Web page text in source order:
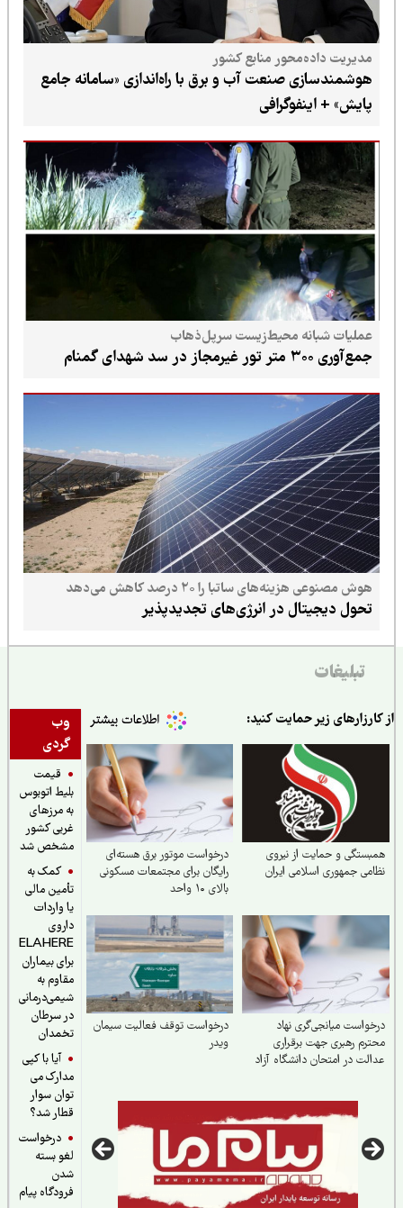
مدیریت داده‌محور منابع کشور
هوشمندسازی صنعت آب و برق با راه‌اندازی «سامانه جامع
پایش» + اینفوگرافی
عملیات شبانه محیط‌زیست سرپل‌ذهاب
جمع‌آوری ۳۰۰ متر تور غیرمجاز در سد شهدای گمنام
هوش مصنوعی هزینه‌های ساتبا را ۲۰ درصد کاهش می‌دهد
تحول دیجیتال در انرژی‌های تجدیدپذیر
تبلیغات
وب
گردی
قیمت
بلیط اتوبوس
به مرزهای
غربی کشور
مشخص شد
کمک به
تأمین مالی
یا واردات
داروی
ELAHERE
برای بیماران
مقاوم به
شیمی‌درمانی
در سرطان
تخمدان
آیا با کپی
مدارک می
توان سوار
قطار شد؟
درخواست
لغو بسته
فرودگاه پیام
زیر حمایت کنید:
و حمایت از نیروی
جمهوری اسلامی ایران
درخواست موتور برق هسته‌ای
رایگان برای مجتمعات مسکونی
میانجی‌گری نهاد
رهبری جهت برقراری
در امتحان دانشگاه آزاد
درخواست توقف فعالیت سیمان